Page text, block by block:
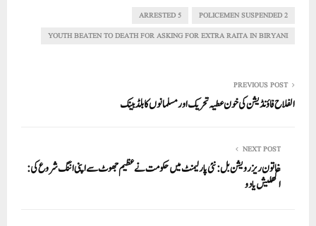
A
pp
ok
r
In 2 POLICEMEN SUSPENDED
5 ARRESTED
YOUTH BEATEN TO DEATH FOR ASKING FOR EXTRA RAITA IN BIRYANI
PREVIOUS POST
الفلاح فاؤنڈیشن کی خون عطیہ تحریک اور مسلمانوں کا بلڈ بینک
NEXT POST
خاتون ریزرویشن بل: نئی پارلیمنٹ میں حکومت نے عظیم جھوٹ سے اپنی اننگ شروع کی:
اکھلیش یادو